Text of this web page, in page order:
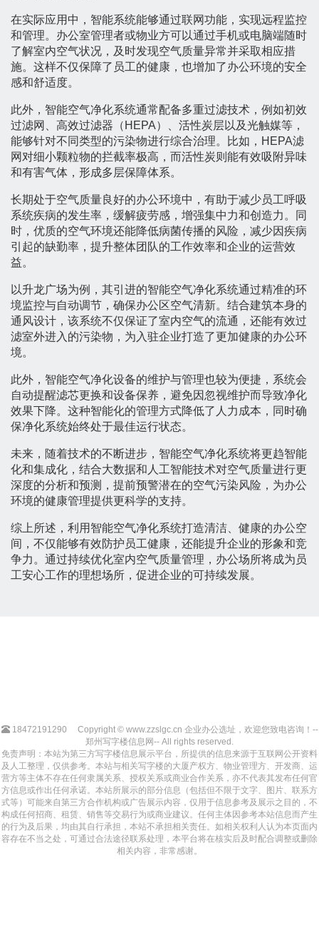
在实际应用中，智能系统能够通过联网功能，实现远程监控
和管理。办公室管理者或物业方可以通过手机或电脑端随时
了解室内空气状况，及时发现空气质量异常并采取相应措
施。这样不仅保障了员工的健康，也增加了办公环境的安全
感和舒适度。
此外，智能空气净化系统通常配备多重过滤技术，例如初效
过滤网、高效过滤器（HEPA）、活性炭层以及光触媒等，
能够针对不同类型的污染物进行综合治理。比如，HEPA滤
网对细小颗粒物的拦截率极高，而活性炭则能有效吸附异味
和有害气体，形成多层保障体系。
长期处于空气质量良好的办公环境中，有助于减少员工呼吸
系统疾病的发生率，缓解疲劳感，增强集中力和创造力。同
时，优质的空气环境还能降低病菌传播的风险，减少因疾病
引起的缺勤率，提升整体团队的工作效率和企业的运营效
益。
以升龙广场为例，其引进的智能空气净化系统通过精准的环
境监控与自动调节，确保办公区空气清新。结合建筑本身的
通风设计，该系统不仅保证了室内空气的流通，还能有效过
滤室外进入的污染物，为入驻企业打造了更加健康的办公环
境。
此外，智能空气净化设备的维护与管理也较为便捷，系统会
自动提醒滤芯更换和设备保养，避免因忽视维护而导致净化
效果下降。这种智能化的管理方式降低了人力成本，同时确
保净化系统始终处于最佳运行状态。
未来，随着技术的不断进步，智能空气净化系统将更趋智能
化和集成化，结合大数据和人工智能技术对空气质量进行更
深度的分析和预测，提前预警潜在的空气污染风险，为办公
环境的健康管理提供更科学的支持。
综上所述，利用智能空气净化系统打造清洁、健康的办公空
间，不仅能够有效防护员工健康，还能提升企业的形象和竞
争力。通过持续优化室内空气质量管理，办公场所将成为员
工安心工作的理想场所，促进企业的可持续发展。
18472191290
Copyright © www.zzslgc.cn 企业办公选址，欢迎您致电咨询！--
郑州写字楼信息网-- All rights reserved.
免责声明：本站为第三方写字楼信息展示平台，所提供的信息来源于互联网公开资料
及人工整理，仅供参考。本站与相关写字楼的大厦产权方、物业管理方、开发商、运
营方等主体不存在任何隶属关系、授权关系或商业合作关系，亦不代表其发布任何官
方信息或作出任何承诺。本站所展示的部分信息（包括但不限于文字、图片、联系方
式等）可能来自第三方合作机构或广告展示内容，仅用于信息参考及展示之目的，不
构成任何招商、租赁、销售等交易行为或商业建议。任何主体因参考本站信息而产生
的行为及后果，均由其自行承担，本站不承担相关责任。如相关权利人认为本页面内
容存在不当之处，可通过合法途径联系处理，本平台将在核实后及时配合调整或删除
相关内容，非常感谢。